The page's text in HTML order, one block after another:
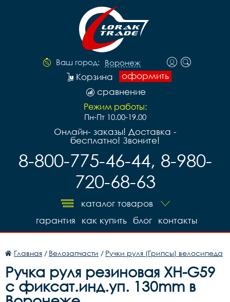
Ваш город: Воронеж
оформить
Корзина
сравнение
Режим работы:
Пн-Пт 10.00-19.00
Онлайн- заказы! Доставка -
бесплатно! Звоните!
8-800-775-46-44, 8-980-
720-68-63
каталог товаров
контакты
блог
как купить
гарантия
Главная / Велозапчасти / Ручки руля (Грипсы) велосипеда
Ручка руля резиновая XH-G59
c фиксат.инд.уп. 130mm в